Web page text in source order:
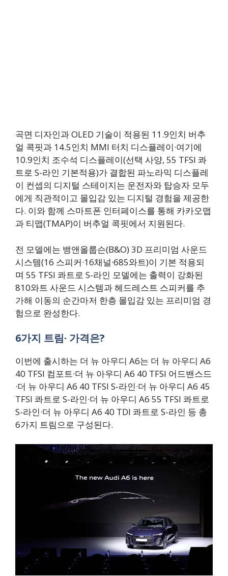
곡면 디자인과 OLED 기술이 적용된 11.9인치 버추
얼 콕핏과 14.5인치 MMI 터치 디스플레이·여기에
10.9인치 조수석 디스플레이(선택 사양, 55 TFSI 콰
트로 S-라인 기본적용)가 결합된 파노라믹 디스플레
이 컨셉의 디지털 스테이지는 운전자와 탑승자 모두
에게 직관적이고 몰입감 있는 디지털 경험을 제공한
다. 이와 함께 스마트폰 인터페이스를 통해 카카오맵
과 티맵(TMAP)이 버추얼 콕핏에서 지원된다.
전 모델에는 뱅앤올룹슨(B&O) 3D 프리미엄 사운드
시스템(16 스피커·16채널·685와트)이 기본 적용되
며 55 TFSI 콰트로 S-라인 모델에는 출력이 강화된
810와트 사운드 시스템과 헤드레스트 스피커를 추
가해 이동의 순간마저 한층 몰입감 있는 프리미엄 경
험으로 완성한다.
6가지 트림· 가격은?
이번에 출시하는 더 뉴 아우디 A6는 더 뉴 아우디 A6
40 TFSI 컴포트·더 뉴 아우디 A6 40 TFSI 어드밴스드
·더 뉴 아우디 A6 40 TFSI S-라인·더 뉴 아우디 A6 45
TFSI 콰트로 S-라인·더 뉴 아우디 A6 55 TFSI 콰트로
S-라인·더 뉴 아우디 A6 40 TDI 콰트로 S-라인 등 총
6가지 트림으로 구성된다.